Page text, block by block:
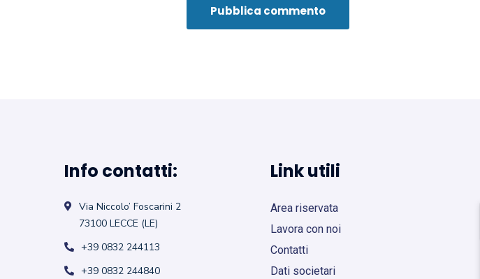
Info contatti:
Via Niccolo’ Foscarini 2
73100 LECCE (LE)
+39 0832 244113
+39 0832 244840
Link utili
Area riservata
Lavora con noi
Contatti
Dati societari